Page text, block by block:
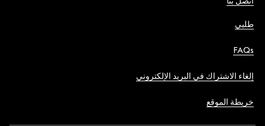
طلبي
FAQs
إلغاء الاشتراك في البريد الإلكتروني
خريطة الموقع